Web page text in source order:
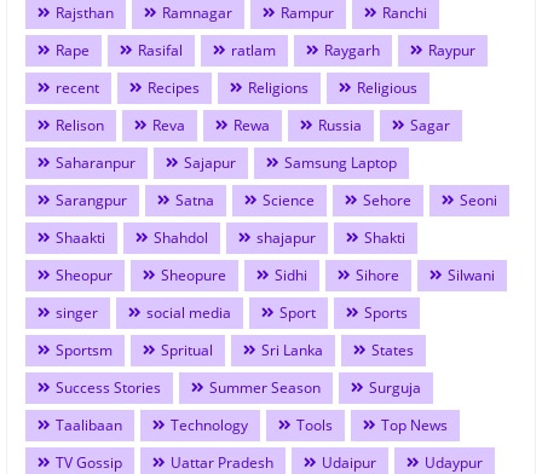
Rajsthan
Ramnagar Rampur
Ranchi
Rape
Rasifal ratlam Raygarh
Raypur
recent
Recipes Religions
Religious
Relison
Reva Rewa Russia
Sagar
Saharanpur
Sajapur
Samsung Laptop
Sarangpur
Satna Science Sehore
Seoni
Shaakti
Shahdol shajapur
Shakti
Sheopur
Sheopure Sidhi Sihore
Silwani
singer
social media Sport
Sports
Sportsm
Spritual Sri Lanka
States
Success Stories
Summer Season
Surguja
Taalibaan
Technology Tools
Top News
TV Gossip
Uattar Pradesh Udaipur
Udaypur